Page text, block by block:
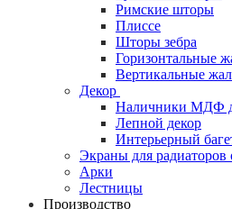
Римские шторы
Плиссе
Шторы зебра
Горизонтальные
Вертикальные
Декор
Наличники МДФ
Лепной декор
Интерьерный
Экраны для радиаторов
Арки
Лестницы
Производство